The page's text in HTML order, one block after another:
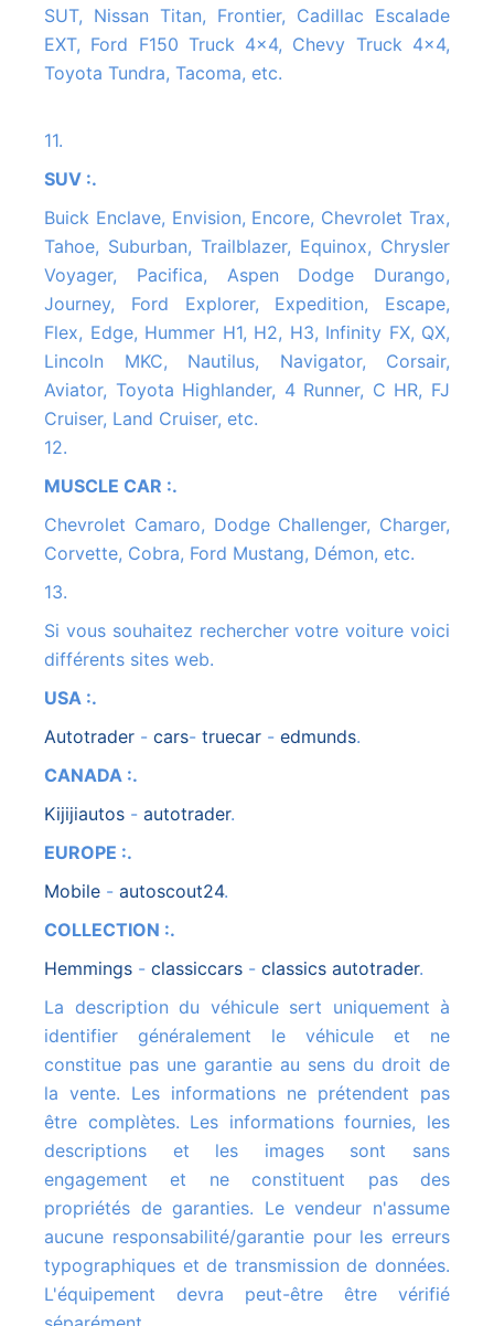
SUT, Nissan Titan, Frontier, Cadillac Escalade
EXT, Ford F150 Truck 4x4, Chevy Truck 4x4,
Toyota Tundra, Tacoma, etc.
11.
SUV :.
Buick Enclave, Envision, Encore, Chevrolet Trax,
Tahoe, Suburban, Trailblazer, Equinox, Chrysler
Voyager, Pacifica, Aspen Dodge Durango,
Journey, Ford Explorer, Expedition, Escape,
Flex, Edge, Hummer H1, H2, H3, Infinity FX, QX,
Lincoln MKC, Nautilus, Navigator, Corsair,
Aviator, Toyota Highlander, 4 Runner, C HR, FJ
Cruiser, Land Cruiser, etc.
12.
MUSCLE CAR :.
Chevrolet Camaro, Dodge Challenger, Charger,
Corvette, Cobra, Ford Mustang, Démon, etc.
13.
Si vous souhaitez rechercher votre voiture voici
différents sites web.
USA :.
autotrader - cars- truecar - edmunds.
CANADA :.
kijijiautos - autotrader.
EUROPE :.
mobile - autoscout24.
COLLECTION :.
hemmings - classiccars - classics autotrader.
La description du véhicule sert uniquement à
identifier généralement le véhicule et ne
constitue pas une garantie au sens du droit de
la vente. Les informations ne prétendent pas
être complètes. Les informations fournies, les
descriptions et les images sont sans
engagement et ne constituent pas des
propriétés de garanties. Le vendeur n'assume
aucune responsabilité/garantie pour les erreurs
typographiques et de transmission de données.
L'équipement devra peut-être être vérifié